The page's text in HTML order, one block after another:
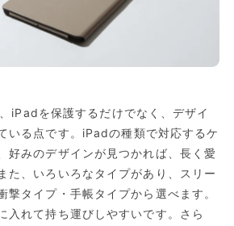
iPadを保護するだけでなく、デザイ
いる点です。iPadの種類で対応するケ
好みのデザインが見つかれば、長く愛
た、いろいろなタイプがあり、スリー
撃タイプ・手帳タイプから選べます。
入れて持ち運びしやすいです。さら